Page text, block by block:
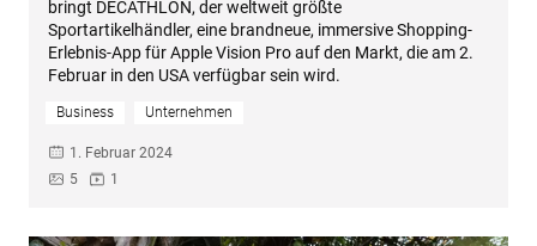
bringt DECATHLON, der weltweit größte
Sportartikelhändler, eine brandneue, immersive Shopping-
Erlebnis-App für Apple Vision Pro auf den Markt, die am 2.
Februar in den USA verfügbar sein wird.
Business Unternehmen
1. Februar 2024
5
1